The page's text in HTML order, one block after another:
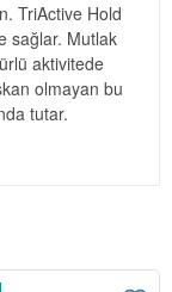
TriActive Hold
sağlar. Mutlak
aktivitede
olmayan bu
tutar.